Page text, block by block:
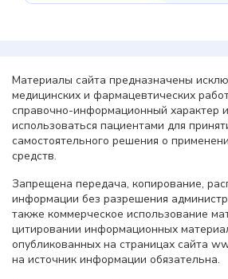
Материалы сайта предназначены
медицинских и фармацевтических
справочно-информационный характер
использоваться пациентами для
самостоятельного решения о
средств.
Запрещена передача, копирование,
информации без разрешения
также коммерческое использование
цитировании информационных
опубликованных на страницах сайта
на источник информации обязательна.